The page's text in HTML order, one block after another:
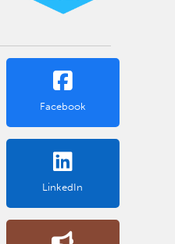
Facebook
LinkedIn